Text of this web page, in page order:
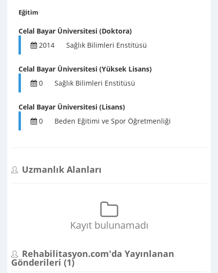
Eğitim
Celal Bayar Üniversitesi (Doktora)
2014Sağlık Bilimleri Enstitüsü
Celal Bayar Üniversitesi (Yüksek Lisans)
0Sağlık Bilimleri Enstitüsü
Celal Bayar Üniversitesi (Lisans)
0 Beden Eğitimi ve Spor Öğretmenliği
Uzmanlık Alanları
Kayıt bulunamadı
Rehabilitasyon.com'da Yayınlanan
Gönderileri (1)